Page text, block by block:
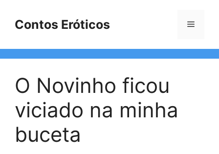
Contos Eróticos Menu
O Novinho ficou
viciado na minha
buceta